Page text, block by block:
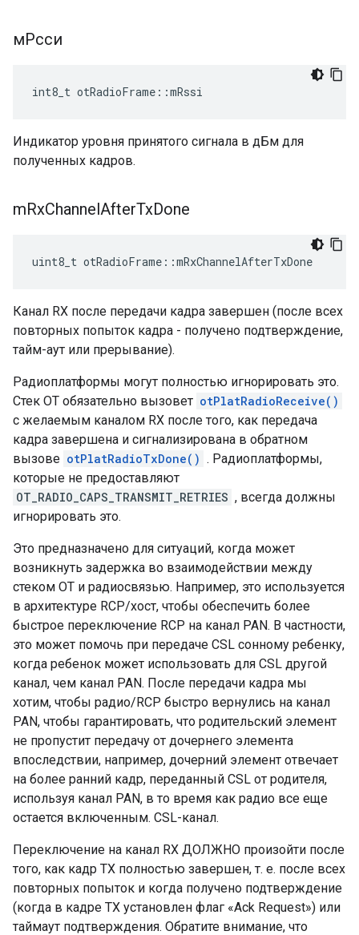
мРсси
int8_t otRadioFrame ::mRssi
Индикатор уровня принятого сигнала в дБм для
полученных кадров.
mRxChannelAfterTxDone
uint8_t otRadioFrame ::mRxChannelAfterTxDone
Канал RX после передачи кадра завершен (после всех
повторных попыток кадра - получено подтверждение,
тайм-аут или прерывание).
Радиоплатформы могут полностью игнорировать это.
Стек OT обязательно вызовет otPlatRadioReceive()
с желаемым каналом RX после того, как передача
кадра завершена и сигнализирована в обратном
вызове otPlatRadioTxDone() . Радиоплатформы,
которые не предоставляют
OT_RADIO_CAPS_TRANSMIT_RETRIES , всегда должны
игнорировать это.
Это предназначено для ситуаций, когда может
возникнуть задержка во взаимодействии между
стеком OT и радиосвязью. Например, это используется
в архитектуре RCP/хост, чтобы обеспечить более
быстрое переключение RCP на канал PAN. В частности,
это может помочь при передаче CSL сонному ребенку,
когда ребенок может использовать для CSL другой
канал, чем канал PAN. После передачи кадра мы
хотим, чтобы радио/RCP быстро вернулись на канал
PAN, чтобы гарантировать, что родительский элемент
не пропустит передачу от дочернего элемента
впоследствии, например, дочерний элемент отвечает
на более ранний кадр, переданный CSL от родителя,
используя канал PAN, в то время как радио все еще
остается включенным. CSL-канал.
Переключение на канал RX ДОЛЖНО произойти после
того, как кадр TX полностью завершен, т. е. после всех
повторных попыток и когда получено подтверждение
(когда в кадре TX установлен флаг «Ack Request») или
таймаут подтверждения. Обратите внимание, что